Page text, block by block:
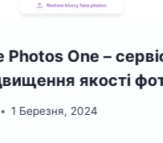
Photos One –
якості
1 Березня, 2024